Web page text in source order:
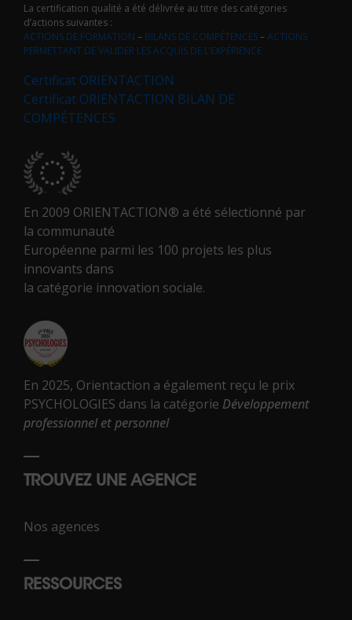
La certification qualité a été délivrée au titre des catégories
d’actions suivantes :
ACTIONS DE FORMATION – BILANS DE COMPÉTENCES–ACTIONS
PERMETTANT DE VALIDER LES ACQUIS DE L’EXPÉRIENCE
Certificat ORIENTACTION
Certificat ORIENTACTION BILAN DE
COMPÉTENCES
En 2009 ORIENTACTION® a été sélectionné par
la communauté
Européenne parmi les 100 projets les plus
innovants dans
la catégorie innovation sociale.
En 2025, Orientaction a également reçu le prix
PSYCHOLOGIES dans la catégorie Développement
professionnel et personnel
TROUVEZ UNE AGENCE
Nos agences
RESSOURCES